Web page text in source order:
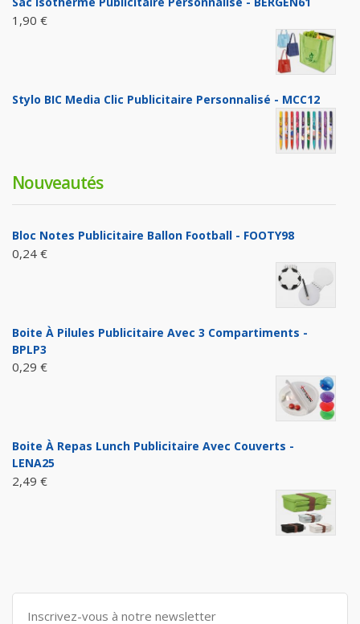
1,90 €
Stylo BIC Media Clic Publicitaire Personnalisé - MCC12
Nouveautés
Bloc Notes Publicitaire Ballon Football - FOOTY98
0,24 €
Boite À Pilules Publicitaire Avec 3 Compartiments -
BPLP3
0,29 €
Boite À Repas Lunch Publicitaire Avec Couverts -
LENA25
2,49 €